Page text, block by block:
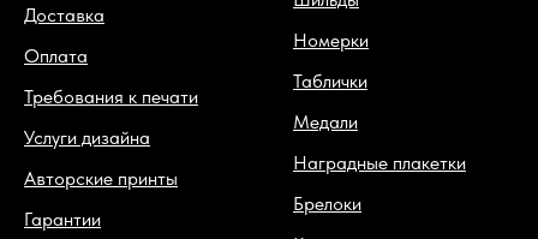
Доставка
Оплата
Требования к печати
Услуги дизайна
Авторские принты
Гарантии
Номерки
Таблички
Медали
Наградные плакетки
Брелоки